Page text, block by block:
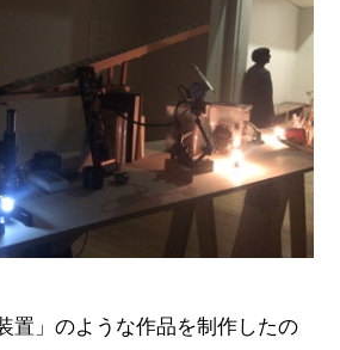
置」のような作品を制作したの